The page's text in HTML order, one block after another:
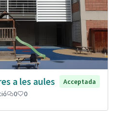
a les aules
Acceptada
0 0